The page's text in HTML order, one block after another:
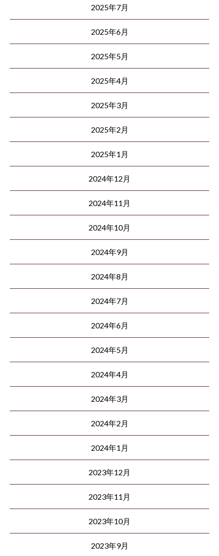
2025年7月
2025年6月
2025年5月
2025年4月
2025年3月
2025年2月
2025年1月
2024年12月
2024年11月
2024年10月
2024年9月
2024年8月
2024年7月
2024年6月
2024年5月
2024年4月
2024年3月
2024年2月
2024年1月
2023年12月
2023年11月
2023年10月
2023年9月